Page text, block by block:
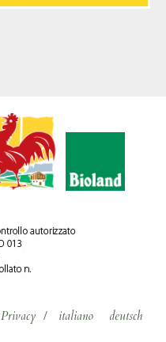
Privacy / italiano deutsch